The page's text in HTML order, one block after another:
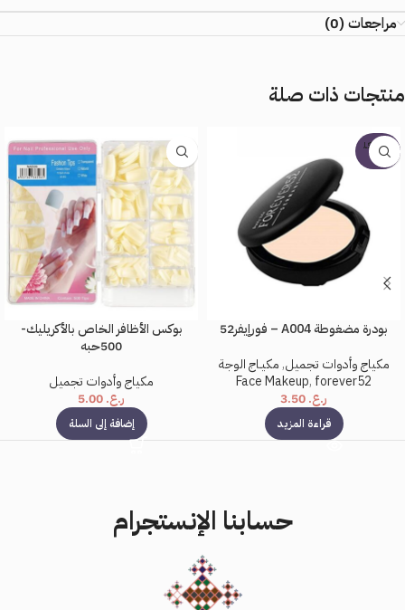
مراجعات (0)
منتجات ذات صلة
بيعت كل
ها
بودرة مضغوطة A004 – فورإيفر52
مكياج وأدوات تجميل, مكيـاج الوجة
Face Makeup, forever52
ر.ع.
قراءة المزيد
بوكس الأظافر الخاص بالأكريليك-
500حبه
مكياج وأدوات تجميل
ر.ع.
إضافة إلى السلة
حسابنا الإنستجرام